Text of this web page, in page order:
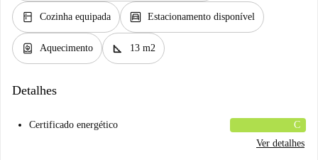
kitchen Cozinha equipada garage Estacionamento disponível
water_heater Aquecimento square_foot 13 m2
Detalhes
Certificado energético
C
Ver detalhes